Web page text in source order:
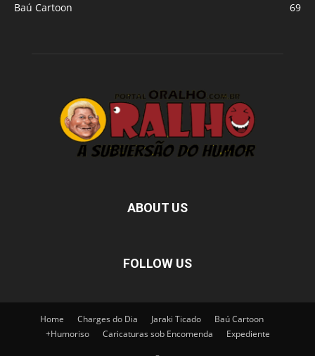
Baú Cartoon
69
ABOUT US
FOLLOW US
Home Charges do Dia Jaraki Ticado
Baú Cartoon
+Humoriso
Caricaturas sob Encomenda Expediente